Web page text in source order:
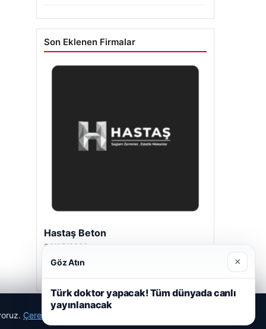
Son Eklenen Firmalar
Hastaş Beton
26/05/2026
Çerez Politikamız
Göz Atın ×
Türk doktor yapacak! Tüm dünyada canlı
yayınlanacak